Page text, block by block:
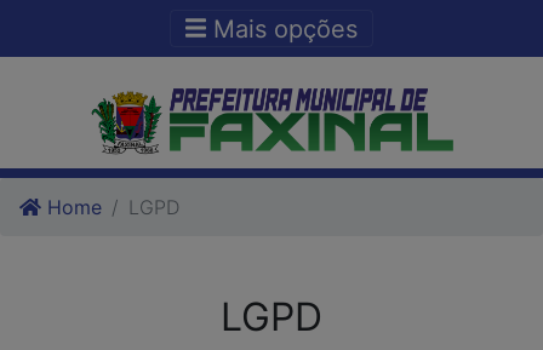
Ir para o fim do conteudo
Mais opções
Home LGPD
LGPD